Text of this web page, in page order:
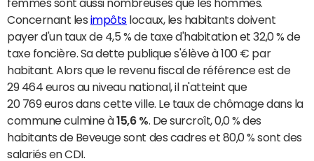
femmes sont aussi nombreuses que les hommes.
Concernant les impôtslocaux, les habitants doivent
payer d'un taux de 4,5 % de taxe d'habitation et 32,0 % de
taxe foncière. Sa dette publique s'élève à 100 € par
habitant. Alors que le revenu fiscal de référence est de
29 464 euros au niveau national, il n'atteint que
20 769 euros dans cette ville. Le taux de chômage dans la
commune culmine à15,6 % . De surcroît, 0,0 % des
habitants de Beveuge sont des cadres et 80,0 % sont des
salariés en CDI.